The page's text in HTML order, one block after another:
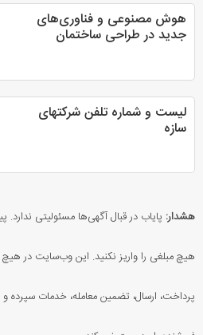
هوش مصنوعی و فناوری‌های
جدید در طراحی ساختمان
لیست و شماره تلفن شرکتهای
سازه
هشدار: پایاب در قبال آگهی‌ها مسئولیتی
هیچ مبلغی را واریز نکنید. این وب‌سایت در
پرداخت، ارسال، تضمین معامله، خدمات سپرده